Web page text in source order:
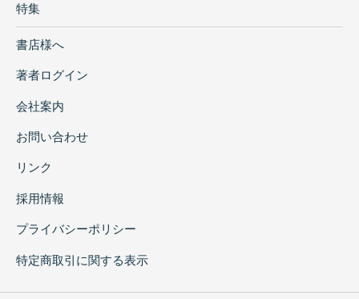
特集
書店様へ
著者ログイン
会社案内
お問い合わせ
リンク
採用情報
プライバシーポリシー
特定商取引に関する表示